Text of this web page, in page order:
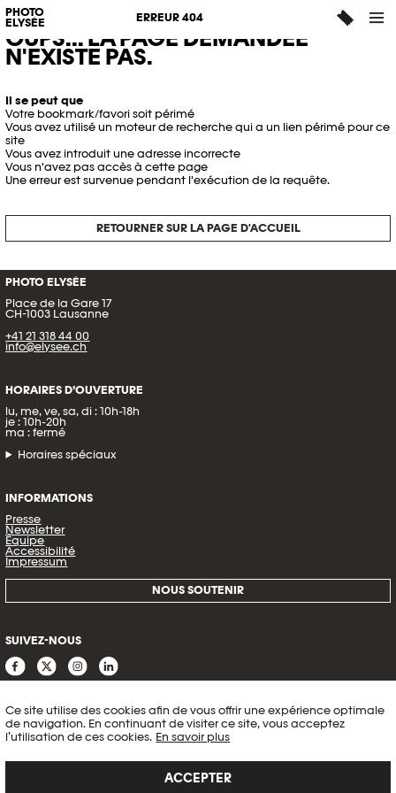
Ce site utilise des cookies afin de vous offrir une expérience optimale
de navigation. En continuant de visiter ce site, vous acceptez
l’utilisation de ces cookies. En savoir plus
ACCEPTER
PHOTO
ELYSÉE
ERREUR 404
OUPS... LA PAGE DEMANDÉE
N'EXISTE PAS.
Il se peut que
Votre bookmark/favori soit périmé
Vous avez utilisé un moteur de recherche qui a un lien périmé pour ce
site
Vous avez introduit une adresse incorrecte
Vous n'avez pas accès à cette page
Une erreur est survenue pendant l'exécution de la requête.
RETOURNER SUR LA PAGE D'ACCUEIL
PHOTO ELYSÉE
Place de la Gare 17
CH-1003 Lausanne
+41 21 318 44 00
info@elysee.ch
HORAIRES D’OUVERTURE
lu, me, ve, sa, di : 10h-18h
je : 10h-20h
ma : fermé
Horaires spéciaux
INFORMATIONS
Presse
Newsletter
Équipe
Accessibilité
Impressum
NOUS SOUTENIR
SUIVEZ-NOUS